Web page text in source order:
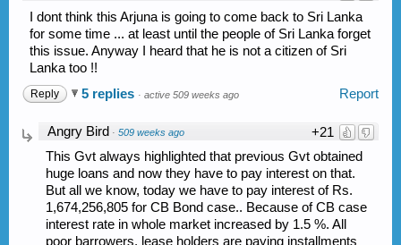
I dont think this Arjuna is going to come back to Sri Lanka
for some time ... at least until the people of Sri Lanka forget
this issue. Anyway I heard that he is not a citizen of Sri
Lanka too !!
Report
Reply 5 replies · active 509 weeks ago
+21
Angry Bird · 509 weeks ago
This Gvt always highlighted that previous Gvt obtained
huge loans and now they have to pay interest on that.
But all we know, today we have to pay interest of Rs.
1,674,256,805 for CB Bond case.. Because of CB case
interest rate in whole market increased by 1.5 %. All
poor barrowers, lease holders are paying installments